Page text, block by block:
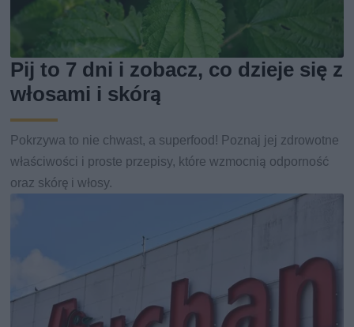
Pij to 7 dni i zobacz, co dzieje się z
włosami i skórą
Pokrzywa to nie chwast, a superfood! Poznaj jej zdrowotne
właściwości i proste przepisy, które wzmocnią odporność
oraz skórę i włosy.